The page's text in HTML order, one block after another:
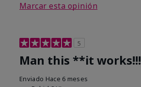
Marcar esta opinión
5
Man this **it works!!!
Enviado Hace 6 meses